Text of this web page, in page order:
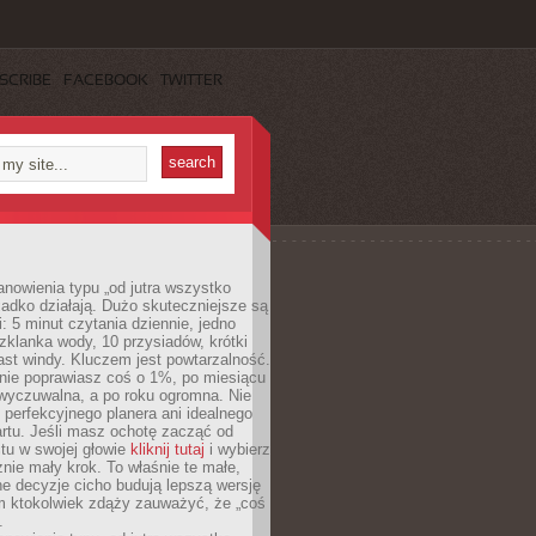
FACEBOOK TWITTER
typu „od jutra wszystko
działają. Dużo skuteczniejsze są
5 minut czytania dziennie, jedno
wody, 10 przysiadów, krótki
windy. Kluczem jest powtarzalność.
poprawiasz coś o 1%, po miesiącu
a po roku ogromna. Nie
planera ani idealnego
Jeśli masz ochotę zacząć od
w swojej głowie kliknij tutaj i wybierz
mały krok. To właśnie te małe,
decyzje cicho budują lepszą wersję
ktokolwiek zdąży zauważyć, że „coś